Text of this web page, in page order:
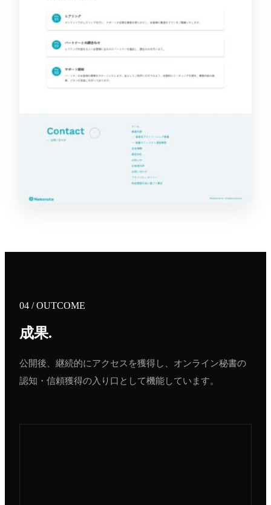
04 / OUTCOME
成果.
公開後、継続的にアクセスを獲得し、オンライン秘書の
認知・信頼獲得の入り口として機能しています。